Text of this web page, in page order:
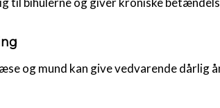
og mund kan give vedvarende dårlig